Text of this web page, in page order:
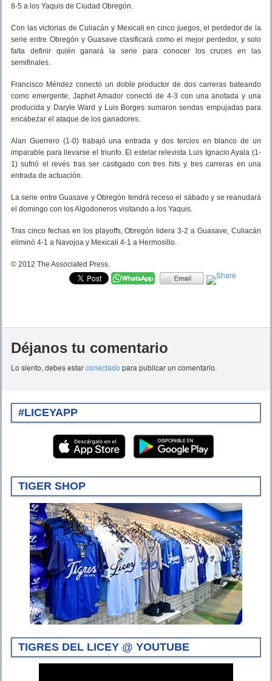
8-5 a los Yaquis de Ciudad Obregón.
Con las victorias de Culiacán y Mexicali en cinco juegos, el perdedor de la
serie entre Obregón y Guasave clasificará como el mejor perdedor, y solo
falta definir quién ganará la serie para conocer los cruces en las
semifinales.
Francisco Méndez conectó un doble productor de dos carreras bateando
como emergente, Japhet Amador conectó de 4-3 con una anotada y una
producida y Daryle Ward y Luis Borges sumaron sendas empujadas para
encabezar el ataque de los ganadores.
Alan Guerrero (1-0) trabajó una entrada y dos tercios en blanco de un
imparable para llevarse el triunfo. El estelar relevista Luis Ignacio Ayala (1-
1) sufrió el revés tras ser castigado con tres hits y tres carreras en una
entrada de actuación.
La serie entre Guasave y Obregón tendrá receso el sábado y se reanudará
el domingo con los Algodoneros visitando a los Yaquis.
Tras cinco fechas en los playoffs, Obregón lidera 3-2 a Guasave, Culiacán
eliminó 4-1 a Navojoa y Mexicali 4-1 a Hermosillo.
© 2012 The Associated Press.
Déjanos tu comentario
Lo siento, debes estarconectado para publicar un comentario.
#LICEYAPP
TIGER SHOP
TIGRES DEL LICEY @ YOUTUBE